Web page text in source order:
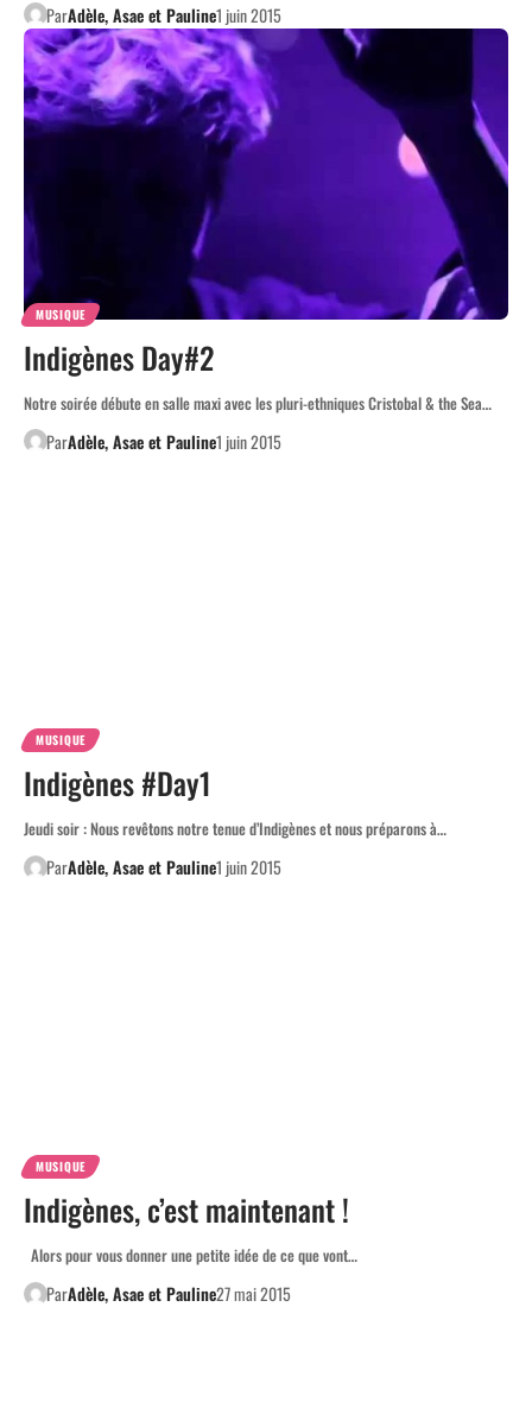
ParAdèle, Asae et Pauline1 juin 2015
MUSIQUE
Indigènes Day#2
Notre soirée débute en salle maxi avec les pluri-ethniques Cristobal & the Sea…
ParAdèle, Asae et Pauline1 juin 2015
MUSIQUE
Indigènes #Day1
Jeudi soir : Nous revêtons notre tenue d’Indigènes et nous préparons à…
ParAdèle, Asae et Pauline1 juin 2015
MUSIQUE
Indigènes, c’est maintenant !
Alors pour vous donner une petite idée de ce que vont…
ParAdèle, Asae et Pauline27 mai 2015